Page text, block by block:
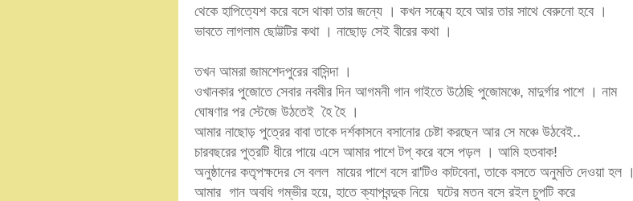
থেকে হাপিত্যেশ করে বসে থাকা তার জন্যে । কখন সন্ধ্যে হবে আর তার সাথে বেরুনো হবে ।
ভাবতে লাগলাম ছোট্টটির কথা । নাছোড় সেই বীরের কথা ।
তখন আমরা জামশেদপুরের বাসিন্দা ।
ওখানকার পুজোতে সেবার নবমীর দিন আগমনী গান গাইতে উঠেছি পুজোমঞ্চে, মাদুর্গার পাশে । নাম
ঘোষণার পর স্টেজে উঠতেই হৈ হৈ ।
আমার নাছোড় পুত্রের বাবা তাকে দর্শকাসনে বসানোর চেষ্টা করছেন আর সে মঞ্চে উঠবেই..
চারবছরের পুত্রটি ধীরে পায়ে এসে আমার পাশে টপ্‌ করে বসে পড়ল । আমি হতবাক!
অনুষ্ঠানের কতৃপক্ষদের সে বলল মায়ের পাশে বসে রা'টিও কাটবেনা, তাকে বসতে অনুমতি দেওয়া হল ।
আমার গান অবধি গম্ভীর হয়ে, হাতে ক্যাপবন্দুক নিয়ে ঘটের মতন বসে র‌ইল চুপটি করে